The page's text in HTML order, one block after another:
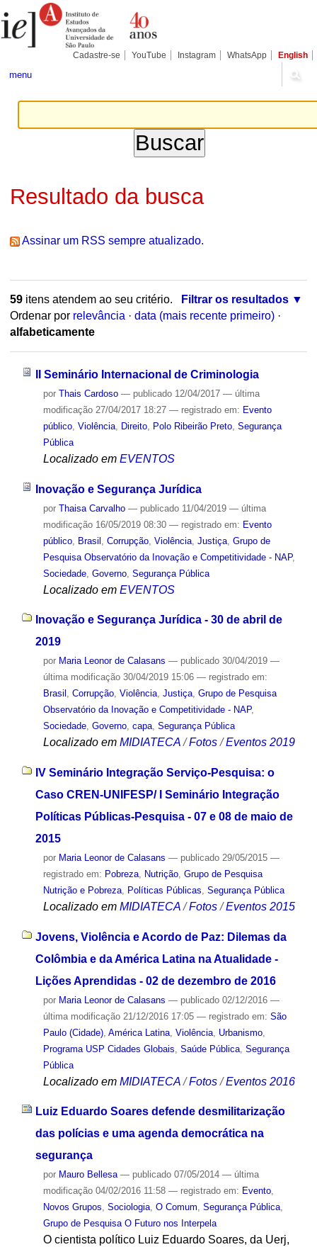
para
conteúdo.
Pessoais
Cadastre-se YouTube Instagram WhatsApp English
menu
Resultado da busca
Assinar um RSS sempre atualizado.
59itens atendem ao seu critério.
Filtrar os resultados
Ordenar por relevância · data (mais recente primeiro) ·
alfabeticamente
II Seminário Internacional de Criminologia
por Thais Cardoso — publicado12/04/2017 — última
modificação27/04/2017 18:27 — registrado em: Evento
público, Violência, Direito, Polo Ribeirão Preto, Segurança
Pública
Localizado em EVENTOS
Inovação e Segurança Jurídica
por Thaisa Carvalho — publicado11/04/2019 — última
modificação16/05/2019 08:30 — registrado em: Evento
público, Brasil Corrupção, Violência, Justiça, Grupo de
Pesquisa Observatório da Inovação e Competitividade - NAP,
Sociedade, Governo, Segurança Pública
Localizado em EVENTOS
Inovação e Segurança Jurídica - 30 de abril de
2019
por Maria Leonor de Calasans — publicado30/04/2019 —
última modificação30/04/2019 15:06 — registrado em:
Brasil , Corrupção, Violência, Justiça, Grupo de Pesquisa
Observatório da Inovação e Competitividade - NAP,
Sociedade, Governo, capa, Segurança Pública
Localizado em MIDIATECA /Fotos /Eventos 2019
IV Seminário Integração Serviço-Pesquisa: o
Caso CREN-UNIFESP/ I Seminário Integração
Políticas Públicas-Pesquisa - 07 e 08 de maio de
2015
por Maria Leonor de Calasans — publicado29/05/2015 —
registrado em: Pobreza, Nutrição, Grupo de Pesquisa
Nutrição e Pobreza, Políticas Públicas, Segurança Pública
Localizado em MIDIATECA /Fotos /Eventos 2015
Jovens, Violência e Acordo de Paz: Dilemas da
Colômbia e da América Latina na Atualidade -
Lições Aprendidas - 02 de dezembro de 2016
por Maria Leonor de Calasans — publicado02/12/2016 —
última modificação21/12/2016 17:05 — registrado em: São
Paulo (Cidade), América Latina, Violência, Urbanismo,
Programa USP Cidades Globais Saúde Pública, Segurança
Pública
Localizado em MIDIATECA /Fotos /Eventos 2016
Luiz Eduardo Soares defende desmilitarização
das polícias e uma agenda democrática na
segurança
por Mauro Bellesa — publicado07/05/2014 — última
modificação04/02/2016 11:58 — registrado em: Evento,
Novos Grupos, Sociologia, O Comum, Segurança Pública,
Grupo de Pesquisa O Futuro nos Interpela
O cientista político Luiz Eduardo Soares, da Uerj,